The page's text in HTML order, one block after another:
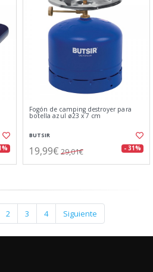
Fogón de camping destroyer para
botella azul ø23 x 7 cm
BUTSIR
19,99€ 29,01€ - 31%
2 3 4 Siguiente